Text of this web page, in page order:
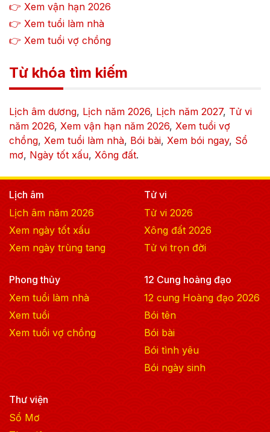
👉 Xem vận hạn 2026
👉 Xem tuổi làm nhà
👉 Xem tuổi vợ chồng
Từ khóa tìm kiếm
Lịch âm dương, Lịch năm 2026, Lịch năm 2027, Tử vi
năm 2026, Xem vận hạn năm 2026, Xem tuổi vợ
chồng, Xem tuổi làm nhà, Bói bài, Xem bói ngay, Sổ
mơ, Ngày tốt xấu, Xông đất.
Lịch âm
Lịch âm năm 2026
Xem ngày tốt xấu
Xem ngày trùng tang
Tử vi
Tử vi 2026
Xông đất 2026
Tử vi trọn đời
Phong thủy
Xem tuổi làm nhà
Xem tuổi
Xem tuổi vợ chồng
12 Cung hoàng đạo
12 cung Hoàng đạo 2026
Bói tên
Bói bài
Bói tình yêu
Bói ngày sinh
Thư viện
Sổ Mơ